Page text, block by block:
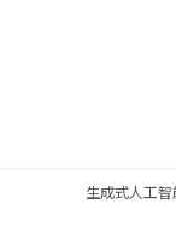
生成式人工